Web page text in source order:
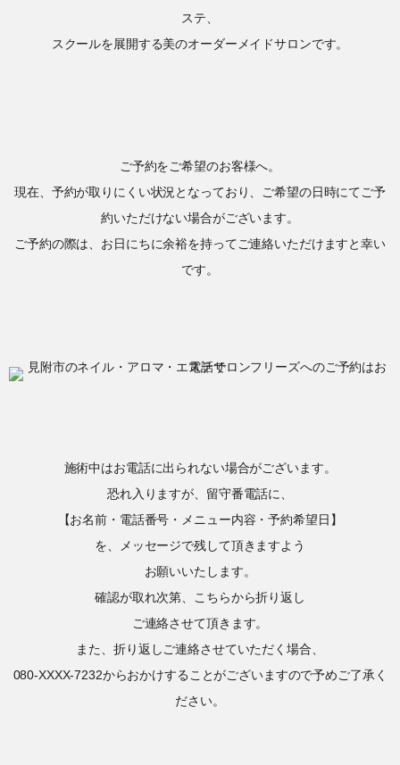
ステ、
スクールを展開する美のオーダーメイドサロンです。
ご予約をご希望のお客様へ。
現在、予約が取りにくい状況となっており、ご希望の日時にてご予
約いただけない場合がございます。
ご予約の際は、お日にちに余裕を持ってご連絡いただけますと幸い
です。
施術中はお電話に出られない場合がございます。
恐れ入りますが、留守番電話に、
【お名前・電話番号・メニュー内容・予約希望日】
を、メッセージで残して頂きますよう
お願いいたします。
確認が取れ次第、こちらから折り返し
ご連絡させて頂きます。
また、折り返しご連絡させていただく場合、
080-XXXX-7232からおかけすることがございますので予めご了承く
ださい。